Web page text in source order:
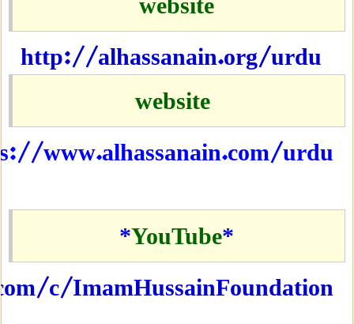
http://alhassanain.org/urdu
website
www.alhassanain.com/urdu
*
YouTube
*
c/ImamHussainFoundation